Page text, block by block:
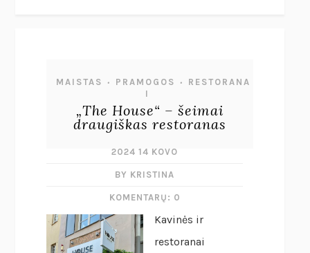
MAISTAS • PRAMOGOS •
RESTORANA
I
„The House“ – šeimai
draugiškas restoranas
2024 14 KOVO
BY KRISTINA
KOMENTARŲ: 0
Kavinės ir
restoranai